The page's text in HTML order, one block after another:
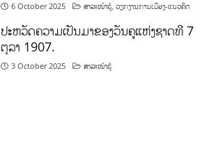
6 October 2025 ສາລະໜ້າຮູ້,ວຽກງານການເມືອງ-ແນວຄິດ
ປະຫວັດຄວາມເປັນມາຂອງວັນຄູແຫ່ງຊາດທີ 7
ຕຸລາ 1907.
3 October 2025 ສາລະໜ້າຮູ້